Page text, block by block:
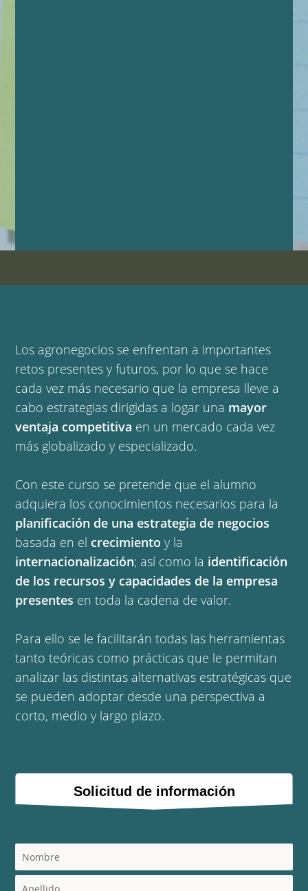
Los agronegocios se enfrentan a importantes
retos presentes y futuros, por lo que se hace
cada vez más necesario que la empresa lleve a
cabo estrategias dirigidas a logar una mayor
ventaja competitiva en un mercado cada vez
más globalizado y especializado.
Con este curso se pretende que el alumno
adquiera los conocimientos necesarios para la
planificación de una estrategia de negocios
basada en el crecimiento y la
internacionalización; así como la identificación
de los recursos y capacidades de la empresa
presentes en toda la cadena de valor.
Para ello se le facilitarán todas las herramientas
tanto teóricas como prácticas que le permitan
analizar las distintas alternativas estratégicas que
se pueden adoptar desde una perspectiva a
corto, medio y largo plazo.
Solicitud de información